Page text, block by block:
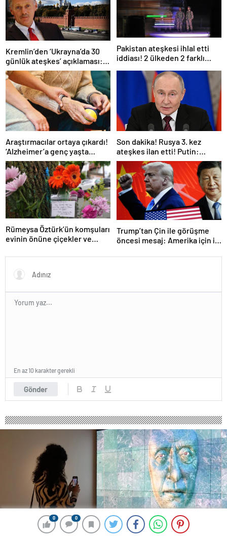
0 0
Kremlin’den ‘Ukrayna’da 30
günlük ateşkes’ açıklaması:
Bunu iyice düşünmeliyiz
Pakistan ateşkesi ihlal etti
iddiası! 2 ülkeden 2 farklı
Araştırmacılar ortaya çıkardı!
‘Alzheimer’a genç yaşta
yakalanabilirsiniz’
Son dakika! Rusya 3. kez
ateşkes ilan etti! Putin:
Erdoğan ile görüşme
gerçekleştireceğiz
Rümeysa Öztürk’ün komşuları
evinin önüne çiçekler ve
Trump’tan Çin ile görüşme
öncesi mesaj: Amerika için iyi
Gönder
En az 10 karakter gerekli
0 0